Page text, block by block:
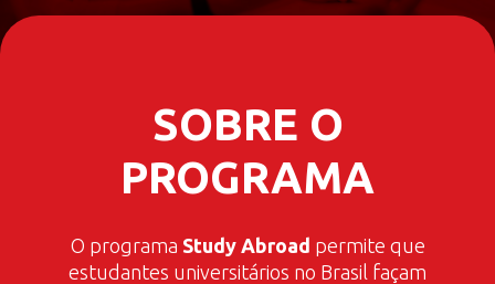
SOBRE O
PROGRAMA
O programa Study Abroad permite que
estudantes universitários no Brasil façam